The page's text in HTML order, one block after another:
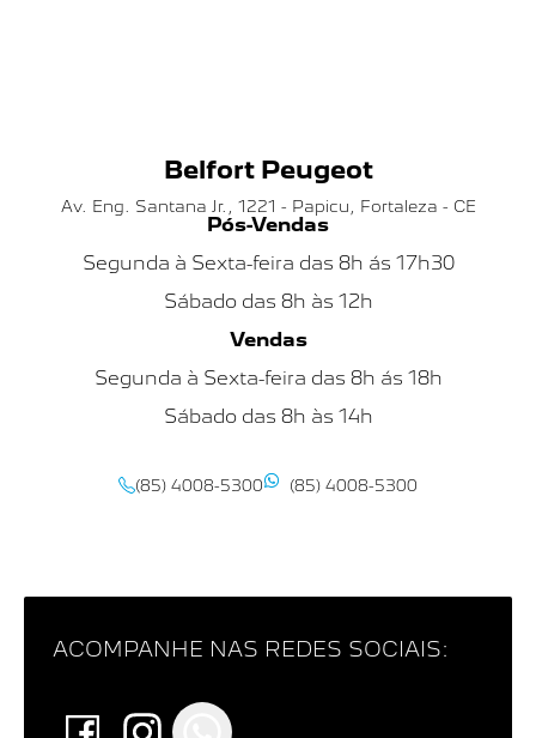
Belfort Peugeot
Av. Eng. Santana Jr., 1221 - Papicu, Fortaleza - CE
Pós-Vendas
Segunda à Sexta-feira das 8h ás 17h30
Sábado das 8h às 12h
Vendas
Segunda à Sexta-feira das 8h ás 18h
Sábado das 8h às 14h
(85) 4008-5300 (85) 4008-5300
ACOMPANHE NAS REDES SOCIAIS: